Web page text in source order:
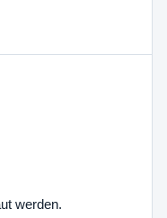
werden.